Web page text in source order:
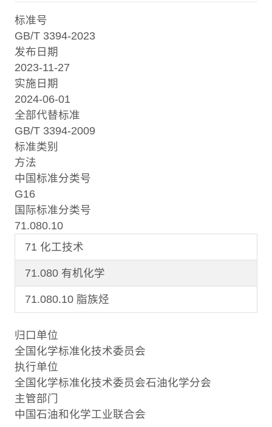
标准号
GB/T 3394-2023
发布日期
2023-11-27
实施日期
2024-06-01
全部代替标准
GB/T 3394-2009
标准类别
方法
中国标准分类号
G16
国际标准分类号
71.080.10
71 化工技术
71.080 有机化学
71.080.10 脂族烃
归口单位
全国化学标准化技术委员会
执行单位
全国化学标准化技术委员会石油化学分会
主管部门
中国石油和化学工业联合会